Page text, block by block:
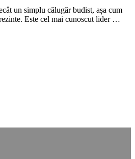
un simplu călugăr budist, așa cum
Este cel mai cunoscut lider …